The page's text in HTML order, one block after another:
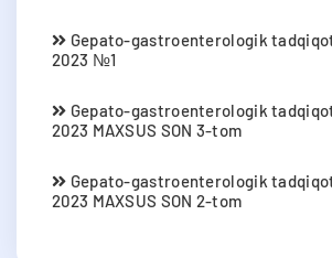
Gepato-gastroenterologik
2023 №1
Gepato-gastroenterologik
2023 MAXSUS SON 3-tom
Gepato-gastroenterologik
2023 MAXSUS SON 2-tom